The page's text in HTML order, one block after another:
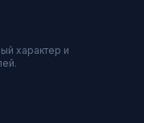
характер и